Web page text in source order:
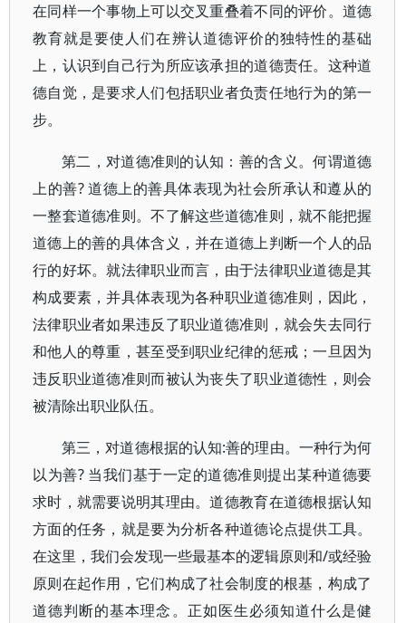
在同样一个事物上可以交叉重叠着不同的评价。道德
教育就是要使人们在辨认道德评价的独特性的基础
上，认识到自己行为所应该承担的道德责任。这种道
德自觉，是要求人们包括职业者负责任地行为的第一
步。
第二，对道德准则的认知：善的含义。何谓道德
上的善? 道德上的善具体表现为社会所承认和遵从的
一整套道德准则。不了解这些道德准则，就不能把握
道德上的善的具体含义，并在道德上判断一个人的品
行的好坏。就法律职业而言，由于法律职业道德是其
构成要素，并具体表现为各种职业道德准则，因此，
法律职业者如果违反了职业道德准则，就会失去同行
和他人的尊重，甚至受到职业纪律的惩戒；一旦因为
违反职业道德准则而被认为丧失了职业道德性，则会
被清除出职业队伍。
第三，对道德根据的认知:善的理由。一种行为何
以为善? 当我们基于一定的道德准则提出某种道德要
求时，就需要说明其理由。道德教育在道德根据认知
方面的任务，就是要为分析各种道德论点提供工具。
在这里，我们会发现一些最基本的逻辑原则和/或经验
原则在起作用，它们构成了社会制度的根基，构成了
道德判断的基本理念。正如医生必须知道什么是健